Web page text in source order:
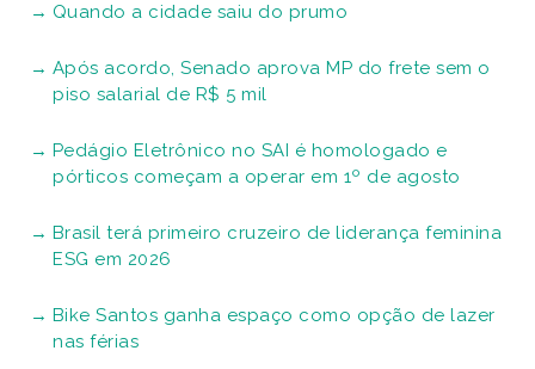
Quando a cidade saiu do prumo
Após acordo, Senado aprova MP do frete sem o
piso salarial de R$ 5 mil
Pedágio Eletrônico no SAI é homologado e
pórticos começam a operar em 1º de agosto
Brasil terá primeiro cruzeiro de liderança feminina
ESG em 2026
Bike Santos ganha espaço como opção de lazer
nas férias